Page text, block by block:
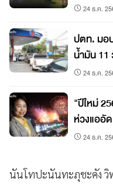
24 ธ.ค.
ปตท. มอ
น้ำมัน 11
24 ธ.ค.
"ปีใหม่
ห่วงแออั
24 ธ.ค.
นันโทปะนันทะภุชะคัง วิ